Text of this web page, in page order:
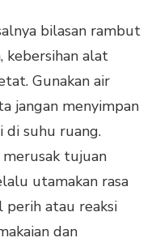
bilasan rambut
kebersihan alat
Gunakan air
jangan menyimpan
di suhu ruang.
tujuan
utamakan rasa
perih atau reaksi
dan